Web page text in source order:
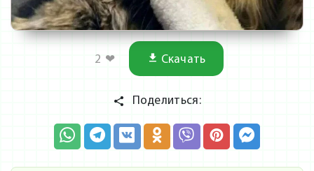
2 ❤ Скачать
Поделиться: